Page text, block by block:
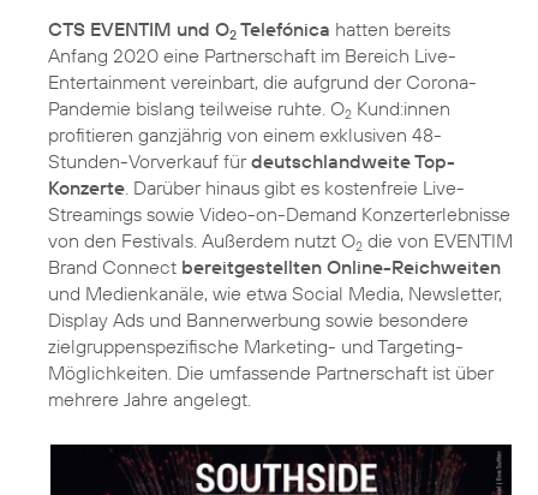
CTS EVENTIM und O2 Telefónica hatten bereits
Anfang 2020 eine Partnerschaft im Bereich Live-
Entertainment vereinbart, die aufgrund der Corona-
Pandemie bislang teilweise ruhte. O2 Kund:innen
profitieren ganzjährig von einem exklusiven 48-
Stunden-Vorverkauf fürdeutschlandweite Top-
Konzerte . Darüber hinaus gibt es kostenfreie Live-
Streamings sowie Video-on-Demand Konzerterlebnisse
von den Festivals. Außerdem nutzt O2 die von EVENTIM
Brand Connect bereitgestellten Online-Reichweiten
und Medienkanäle, wie etwa Social Media, Newsletter,
Display Ads und Bannerwerbung sowie besondere
zielgruppenspezifische Marketing- und Targeting-
Möglichkeiten. Die umfassende Partnerschaft ist über
mehrere Jahre angelegt.